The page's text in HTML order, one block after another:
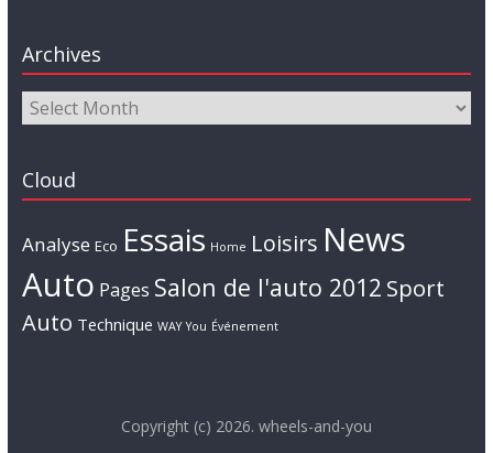
Archives
Cloud
Analyse Eco Essais Home Loisirs News
Auto Pages Salon de l'auto 2012 Sport
Auto Technique WAY You Événement
Copyright (c) 2026. wheels-and-you